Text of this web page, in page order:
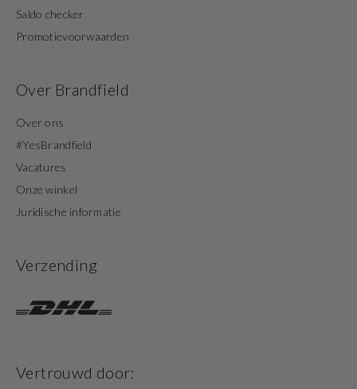
Saldo checker
Promotievoorwaarden
Over Brandfield
Over ons
#YesBrandfield
Vacatures
Onze winkel
Juridische informatie
Verzending
Vertrouwd door: